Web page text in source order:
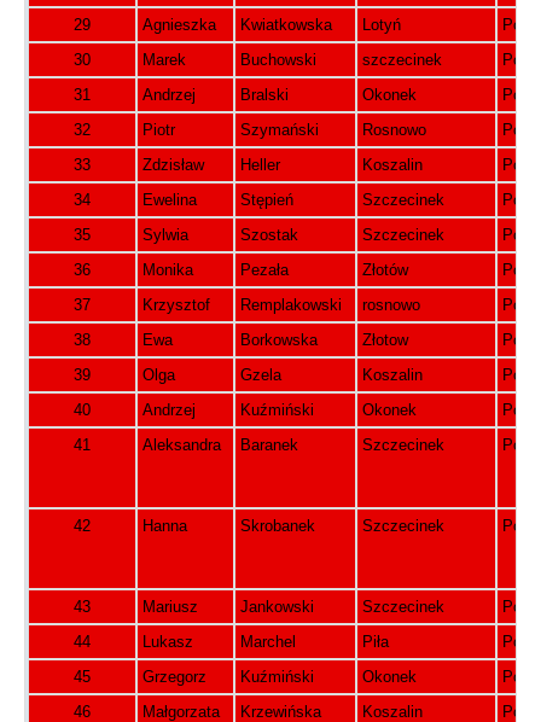
29
Agnieszka Kwiatkowska Lotyń
30
Marek Buchowski szczecinek
31
Andrzej Bralski Okonek
32
Piotr Szymański Rosnowo
33
Zdzisław Heller Koszalin
34
Ewelina Stępień Szczecinek
35
Sylwia Szostak Szczecinek
36
Monika Pezała Złotów
37
Krzysztof Remplakowski rosnowo
38
Ewa Borkowska Złotow
39
Olga Gzela Koszalin
40
Andrzej Kuźmiński Okonek
41
Aleksandra Baranek Szczecinek
42 Hanna Skrobanek Szczecinek
43 Mariusz Jankowski Szczecinek
44
Lukasz Marchel Piła
45
Grzegorz Kuźmiński Okonek
46
Małgorzata Krzewińska Koszalin